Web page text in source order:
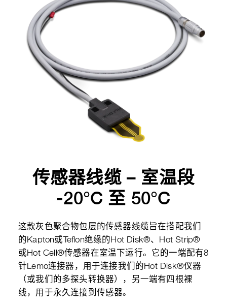
传感器线缆 – 室温段
-20°C 至 50°C
这款灰色聚合物包层的传感器线缆旨在搭配我们
的Kapton或Teflon绝缘的Hot Disk®、Hot Strip®
或Hot Cell®传感器在室温下运行。它的一端配有8
针Lemo连接器，用于连接我们的Hot Disk®仪器
（或我们的多探头转换器），另一端有四根裸
线，用于永久连接到传感器。